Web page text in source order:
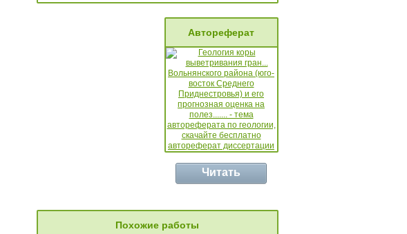
Автореферат
Читать
Похожие работы